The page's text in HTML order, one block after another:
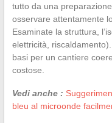
tutto da una
osservare attentamente
Esaminate la struttura,
elettricità,
basi per un cantiere
costose.
Vedi anche :
bleu al microonde